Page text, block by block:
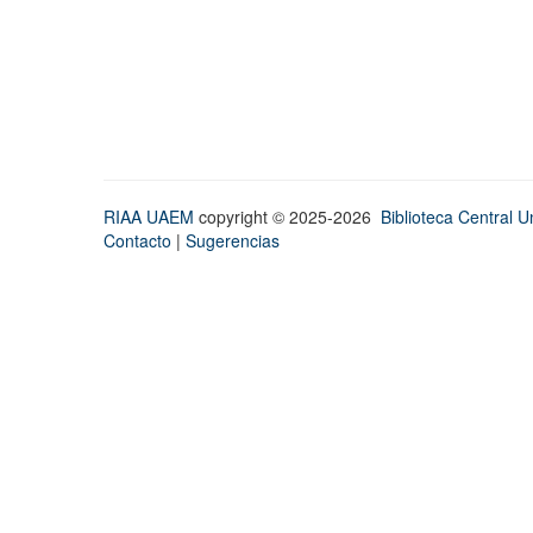
RIAA UAEM copyright © 2025-2026 Biblioteca Central
Contacto | Sugerencias